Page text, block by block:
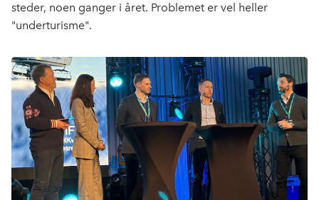
steder, noen ganger i året. Problemet er vel heller
"underturisme".